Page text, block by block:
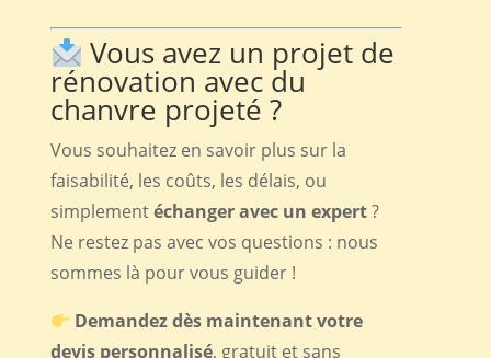
Vous avez un projet de
rénovation avec du
chanvre projeté ?
Vous souhaitez en savoir plus sur la
faisabilité, les coûts, les délais, ou
simplementéchanger avec un expert?
Ne restez pas avec vos questions : nous
sommes là pour vous guider !
Demandez dès maintenant votre
devis personnalisé, gratuit et sans